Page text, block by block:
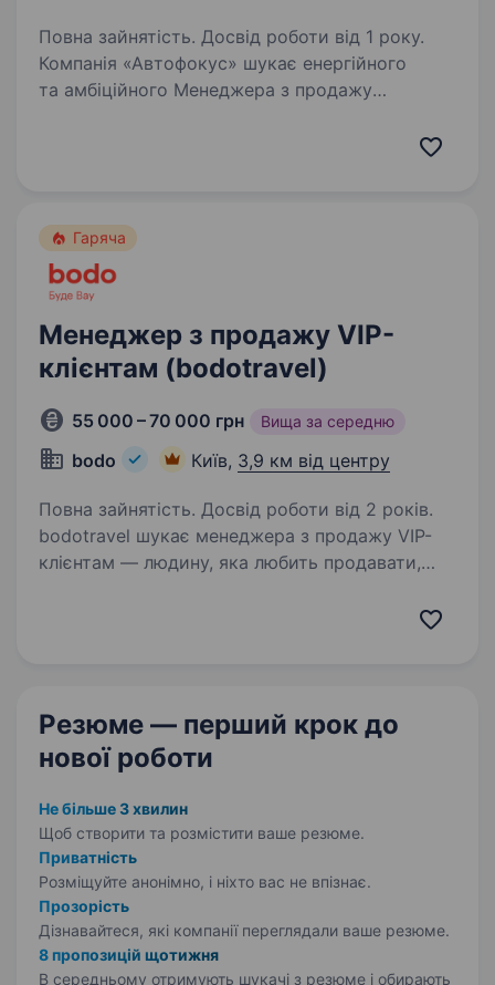
Повна зайнятість. Досвід роботи від 1 року.
Компанія «Автофокус» шукає енергійного
та амбіційного Менеджера з продажу
ви маєте досвід у продажах, велике бажання
Гаряча
Менеджер з продажу VIP-
клієнтам (bodotravel)
55 000 – 70 000 грн Вища за середню
bodo Київ, 3,9 км від центру
Повна зайнятість. Досвід роботи від 2 років.
bodotravel шукає менеджера з продажу VIP-
клієнтам — людину, яка любить продавати,
Резюме — перший крок до
нової роботи
Не більше 3 хвилин
Щоб створити та розмістити ваше резюме.
Приватність
Розміщуйте анонімно, і ніхто вас не впізнає.
Прозорість
Дізнавайтеся, які компанії переглядали ваше резюме.
8 пропозицій щотижня
В середньому отримують шукачі з резюме і обирають